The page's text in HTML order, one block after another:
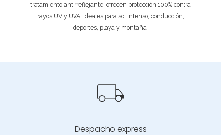
tratamiento antirreflejante, ofrecen protección 100% contra
rayos UV y UVA, ideales para sol intenso, conducción,
deportes, playa y montaña.
Despacho express